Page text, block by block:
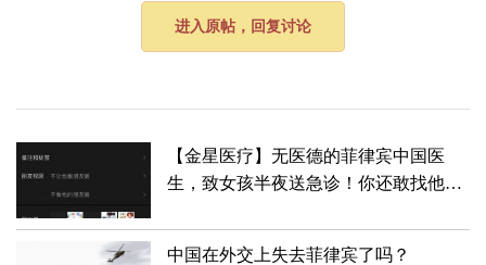
进入原帖，回复讨论
【金星医疗】无医德的菲律宾中国医
生，致女孩半夜送急诊！你还敢找他看
中国在外交上失去菲律宾了吗？